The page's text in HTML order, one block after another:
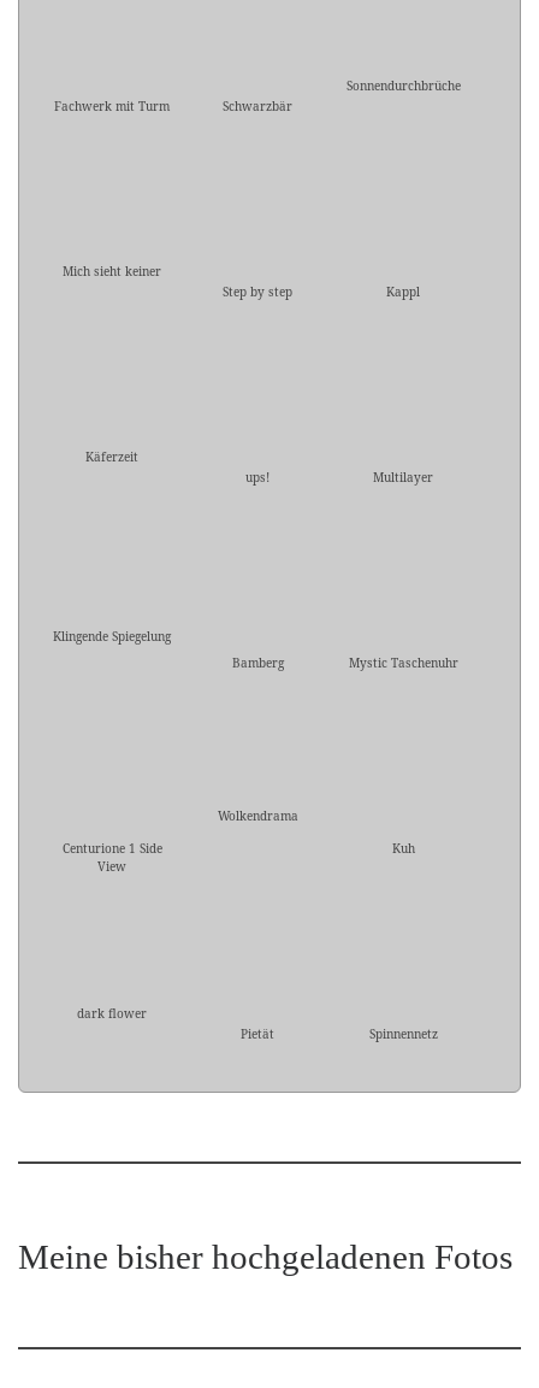
Fachwerk mit Turm Schwarzbär
Sonnendurchbrüche
Mich sieht keiner
Step by step
Kappl
Käferzeit
ups!
Multilayer
Klingende Spiegelung
Bamberg
Mystic Taschenuhr
Centurione 1 Side
View
Wolkendrama
Kuh
dark flower
Pietät
Spinnennetz
Meine bisher hochgeladenen Fotos